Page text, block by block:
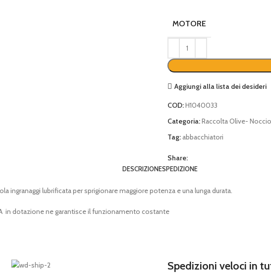
MOTORE
Aggiungi alla lista dei desideri
COD:H1040033
Categoria:Raccolta Olive-
Tag: abbacchiatori
Share:
DESCRIZIONESPEDIZIONE
ingranaggi lubrificata per sprigionare maggiore potenza e una lunga durata.
in dotazione ne garantisce il funzionamento costante
Spedizioni veloci in